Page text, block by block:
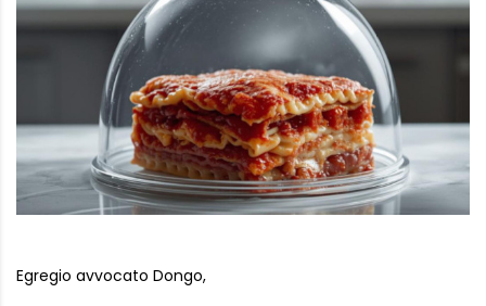
Egregio avvocato Dongo,